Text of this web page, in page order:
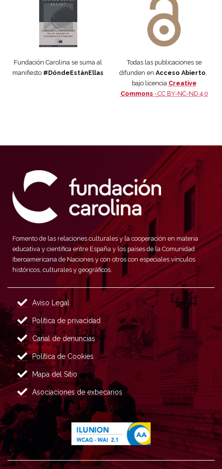
Fundación Carolina se suma al
manifiesto #DóndeEstánEllas
Todas las publicaciones se
difunden en Acceso Abierto
bajo licencia Creative
Commons · CC BY-NC-ND 4.0
Fomento de las relaciones culturales y la cooperación en materia
educativa y científica entre España y los países de la Comunidad
Iberoamericana de Naciones y con otros con especiales vínculos
históricos, culturales y geográficos.
Aviso Legal
Política de privacidad
Canal de denuncias
Política de Cookies
Mapa del Sitio
Asociaciones de exbecarios